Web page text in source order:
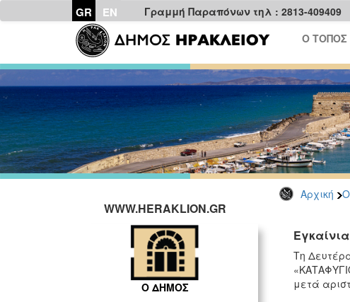
GR EN Γραμμή Παραπόνων τηλ : 2813-409409
Ο ΤΟΠΟΣ
Αρχική
WWW.HERAKLION.GR
Ο ΔΗΜΟΣ
Τη
μετά